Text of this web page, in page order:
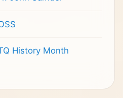
History Month